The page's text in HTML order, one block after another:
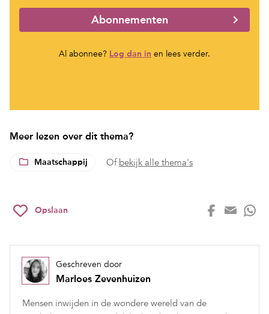
Abonnementen
Al abonnee? Log dan in en lees verder.
Meer lezen over dit thema?
Maatschappij Of bekijk alle thema's
Opslaan
Geschreven door
Marloes Zevenhuizen
Mensen inwijden in de wondere wereld van de